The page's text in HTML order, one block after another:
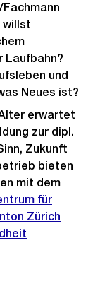
willst
Laufbahn?
und
Neues ist?
erwartet
zur dipl.
Zukunft
bieten
mit dem
für
Zürich